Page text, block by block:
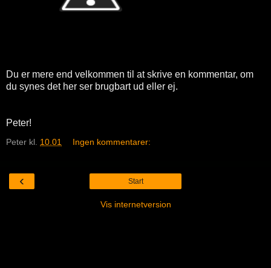
Du er mere end velkommen til at skrive en kommentar, om
du synes det her ser brugbart ud eller ej.
Peter!
Peter kl. 10.01 Ingen kommentarer:
‹ Start
Vis internetversion